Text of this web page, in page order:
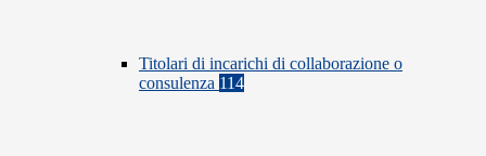
Titolari di incarichi di collaborazione o
consulenza 114